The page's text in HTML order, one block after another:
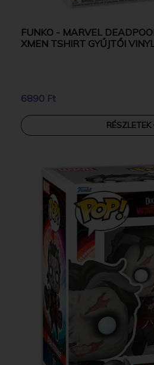
FUNKO - MARVEL
XMEN TSHIRT GYŰJTŐI
6890 Ft
RÉSZLETEK